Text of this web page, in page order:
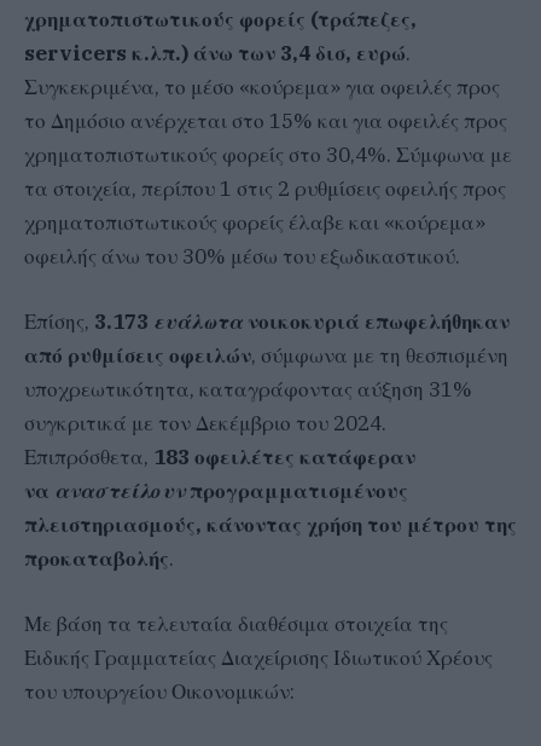
χρηματοπιστωτικούς φορείς (τράπεζες,
servicers κ.λπ.) άνω των 3,4 δισ, ευρώ.
Συγκεκριμένα, το μέσο «κούρεμα» για οφειλές προς
το Δημόσιο ανέρχεται στο 15% και για οφειλές προς
χρηματοπιστωτικούς φορείς στο 30,4%. Σύμφωνα με
τα στοιχεία, περίπου 1 στις 2 ρυθμίσεις οφειλής προς
χρηματοπιστωτικούς φορείς έλαβε και «κούρεμα»
οφειλής άνω του 30% μέσω του εξωδικαστικού.
Επίσης, 3.173 ευάλωτα νοικοκυριά επωφελήθηκαν
από ρυθμίσεις οφειλών, σύμφωνα με τη θεσπισμένη
υποχρεωτικότητα, καταγράφοντας αύξηση 31%
συγκριτικά με τον Δεκέμβριο του 2024.
Επιπρόσθετα, 183 οφειλέτες κατάφεραν
να αναστείλουνπρογραμματισμένους
πλειστηριασμούς, κάνοντας χρήση του μέτρου της
προκαταβολής.
Με βάση τα τελευταία διαθέσιμα στοιχεία της
Ειδικής Γραμματείας Διαχείρισης Ιδιωτικού Χρέους
του υπουργείου Οικονομικών: